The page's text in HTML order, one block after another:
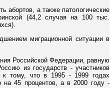
абортов, а также патологические
(44,2 случая на 100 тыс.
миграционной ситуации в
Российской Федерации, равную
из государств - участников
к тому, что в 1995 - 1999 годах
на 45 процентов, а в 2000 году -